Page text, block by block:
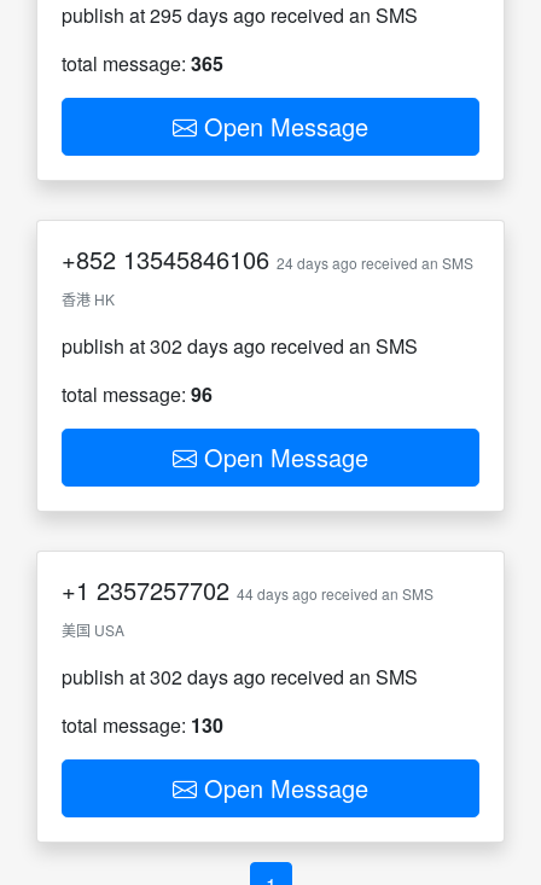
publish at 295 days ago received an SMS
total message: 365
Open Message
+852 13545846106 24 days ago received an SMS
香港 HK
publish at 302 days ago received an SMS
total message: 96
Open Message
+1 2357257702 44 days ago received an SMS
美国 USA
publish at 302 days ago received an SMS
total message: 130
Open Message